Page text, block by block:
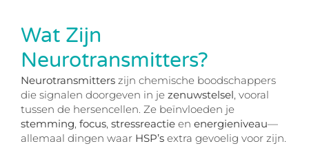
Wat Zijn
Neurotransmitters?
Neurotransmitters zijn chemische boodschappers
die signalen doorgeven in je zenuwstelsel, vooral
tussen de hersencellen. Ze beïnvloeden je
stemming, focus, stressreactie en energieniveau—
allemaal dingen waar HSP’s extra gevoelig voor zijn.